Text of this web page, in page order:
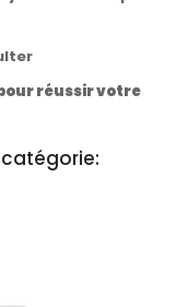
réussir votre